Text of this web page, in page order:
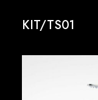
KIT/TS01